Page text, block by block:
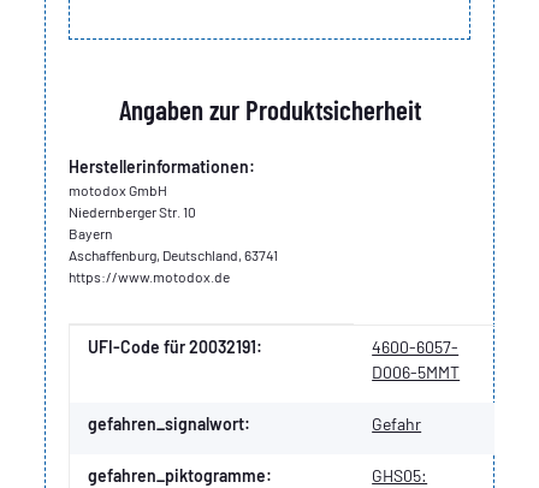
Angaben zur Produktsicherheit
Herstellerinformationen:
motodox GmbH
Niedernberger Str. 10
Bayern
Aschaffenburg, Deutschland, 63741
https://www.motodox.de
Produkteigenschaft
Wert
UFI-Code für 20032191:
4600-6057-
D006-5MMT
gefahren_signalwort: Gefahr
gefahren_piktogramme:
GHS05: